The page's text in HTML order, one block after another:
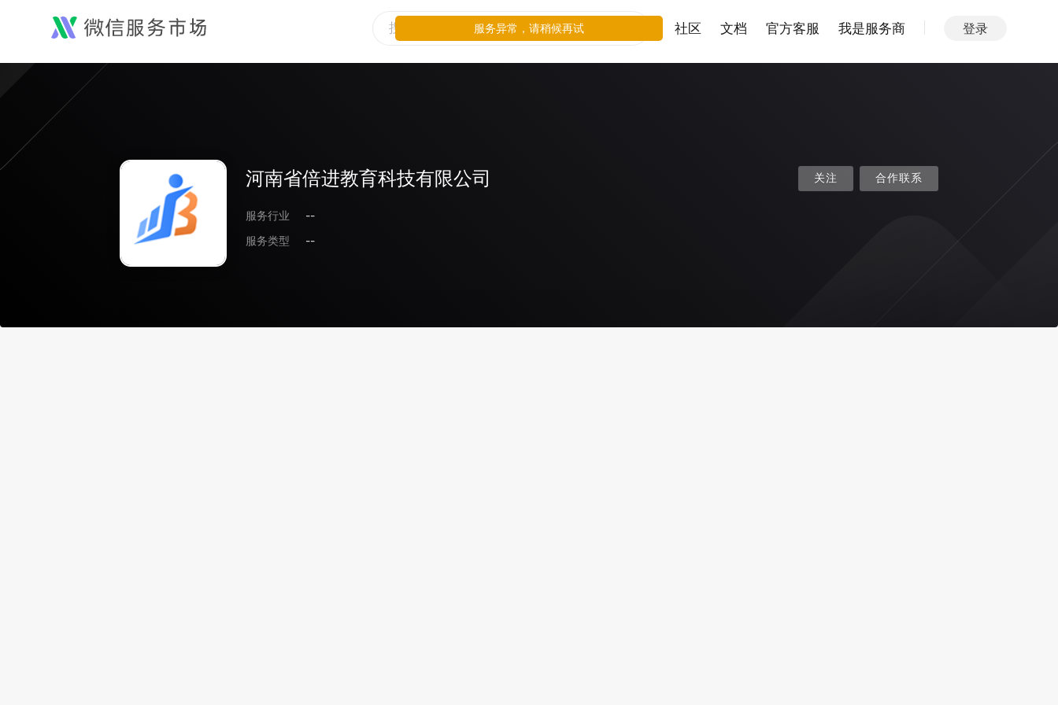
社区 文档 官方客服 我是服务商 登录
河南省倍进教育科技有限公司
服务行业
--
服务类型
--
关注 合作联系
服务异常，请稍候再试